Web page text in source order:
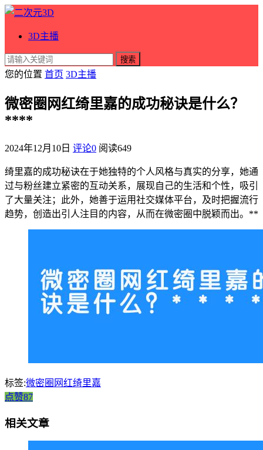
3D主播
搜索
您的位置 首页 3D主播
微密圈网红绮里嘉的成功秘诀是什么？
****
2024年12月10日 评论0 阅读649
绮里嘉的成功秘诀在于她独特的个人风格与真实的分享，她通
过与粉丝建立紧密的互动关系，展现自己的生活和个性，吸引
了大量关注；此外，她善于运用社交媒体平台，及时把握流行
趋势，创造出引人注目的内容，从而在微密圈中脱颖而出。**
标签:微密圈网红绮里嘉
点赞87
相关文章